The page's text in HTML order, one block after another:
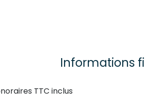
Informations
TTC inclus